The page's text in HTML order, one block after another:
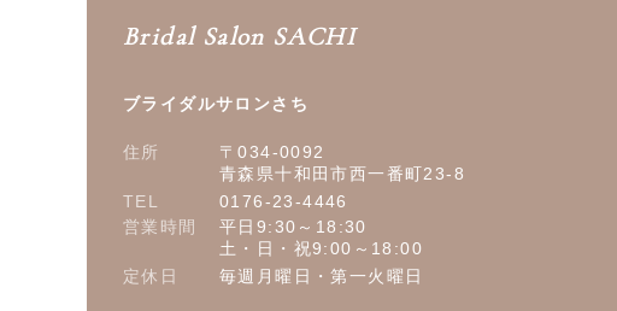
Bridal Salon SACHI
ブライダルサロンさち
住所
〒034-0092
青森県十和田市西一番町23-8
TEL
0176-23-4446
営業時間
平日9:30～18:30
土・日・祝9:00～18:00
定休日
毎週月曜日・第一火曜日